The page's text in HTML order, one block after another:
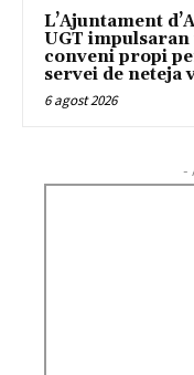
L’Ajuntament
UGT impulsaran
conveni propi
servei de neteja
6 agost 2026
-